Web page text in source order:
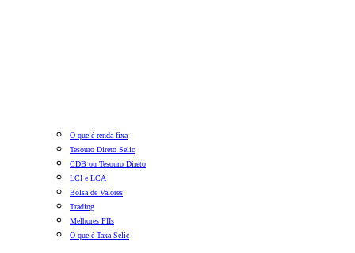
O que é renda fixa
Tesouro Direto Selic
CDB ou Tesouro Direto
LCI e LCA
Bolsa de Valores
Trading
Melhores FIIs
O que é Taxa Selic